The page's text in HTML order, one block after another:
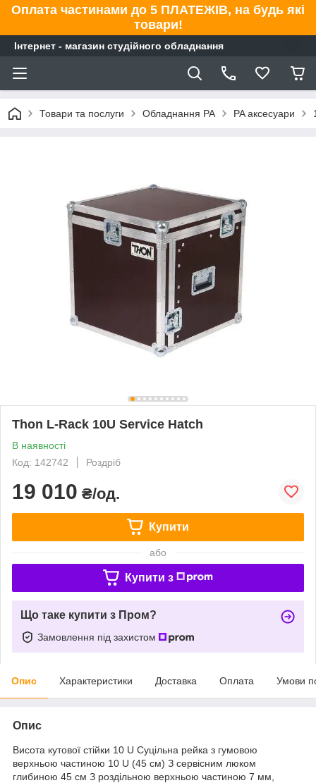
Оплата частинами до 5 ПЛАТЕЖІВ, на будь які
товари!
Інтернет - магазин студійного обладнання
Товари та послуги Обладнання PA PA аксесуари
Thon L-Rack 10U Service Hatch
В наявності
Код: 142742
Роздріб
19 010 ₴/од.
Купити
або
Купити з
Що таке купити з Пром?
Замовлення під захистом
Опис Характеристики Доставка Оплата Умови
Опис
Висота кутової стійки 10 U Суцільна рейка з гумовою
верхньою частиною 10 U (45 см) З сервісним люком
глибиною 45 см З роздільною верхньою частиною 7 мм,